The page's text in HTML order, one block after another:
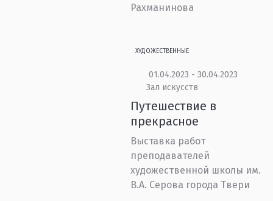
Рахманинова
ХУДОЖЕСТВЕННЫЕ
01.04.2023 - 30.04.2023
Зал искусств
Путешествие в
прекрасное
Выставка работ
преподавателей
художественной школы им.
В.А. Серова города Твери